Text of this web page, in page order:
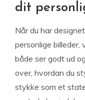
dit
Når du har
personlige billeder,
både ser godt ud
over, hvordan du
stykke som et